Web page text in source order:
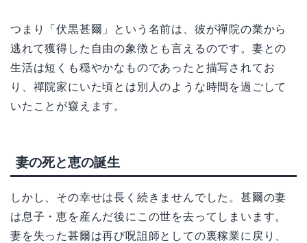
つまり「伏黒甚爾」という名前は、彼が禪院の業から
逃れて獲得した自由の象徴とも言えるのです。妻との
生活は短くも穏やかなものであったと描写されてお
り、禪院家にいた頃とは別人のような時間を過ごして
いたことが窺えます。
妻の死と恵の誕生
しかし、その幸せは長く続きませんでした。甚爾の妻
は息子・恵を産んだ後にこの世を去ってしまいます。
妻を失った甚爾は再び呪詛師としての裏稼業に戻り、